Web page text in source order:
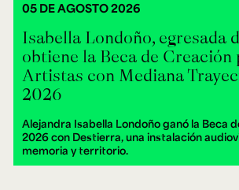
Isabella Londoño, egresada
obtiene la Beca de Creación
Artistas con Mediana
2026
Alejandra Isabella Londoño ganó la Beca
2026 con Destierra, una instalación
memoria y territorio.
05 DE AGOSTO 2026